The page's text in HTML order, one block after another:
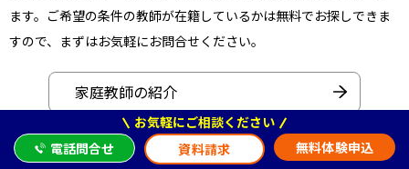
ます。ご希望の条件の教師が在籍しているかは無料でお探しできま
すので、まずはお気軽にお問合せください。
家庭教師の紹介
他の教師も確認する
お気軽にご相談ください
電話問合せ
資料請求 無料体験申込